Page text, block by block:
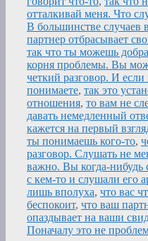
отталкивай меня. Что
В большинстве случаев
партнер отбрасывает
так что ты можешь
корня проблемы. Вы
четкий разговор. И
понимаете, так это
отношения, то вам не
давать немедленный
кажется на первый
ты понимаешь кого-то,
разговор. Слушать не
важно. Вы когда-нибудь
с кем-то и слушали его
лишь вполуха, что вас
беспокоит, что ваш
опаздывает на ваши
Поначалу это не